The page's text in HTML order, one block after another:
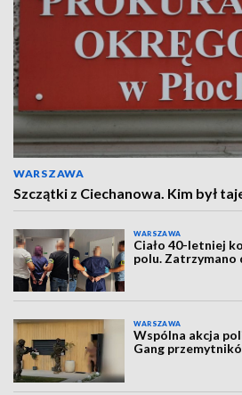
WARSZAWA
Szczątki z Ciechanowa. Kim był
WARSZAWA
Ciało 40-letniej
polu. Zatrzymano
WARSZAWA
Wspólna akcja
Gang